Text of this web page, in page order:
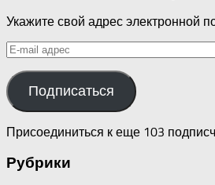
Укажите свой адрес электронной
E-
адрес
Подписаться
Присоединиться к еще 103
Рубрики